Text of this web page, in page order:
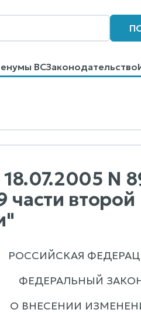
ВСЗаконодательство
Поиск
N
части
РОССИЙСКАЯ
ФЕДЕРАЛЬНЫЙ
О ВНЕСЕНИИ